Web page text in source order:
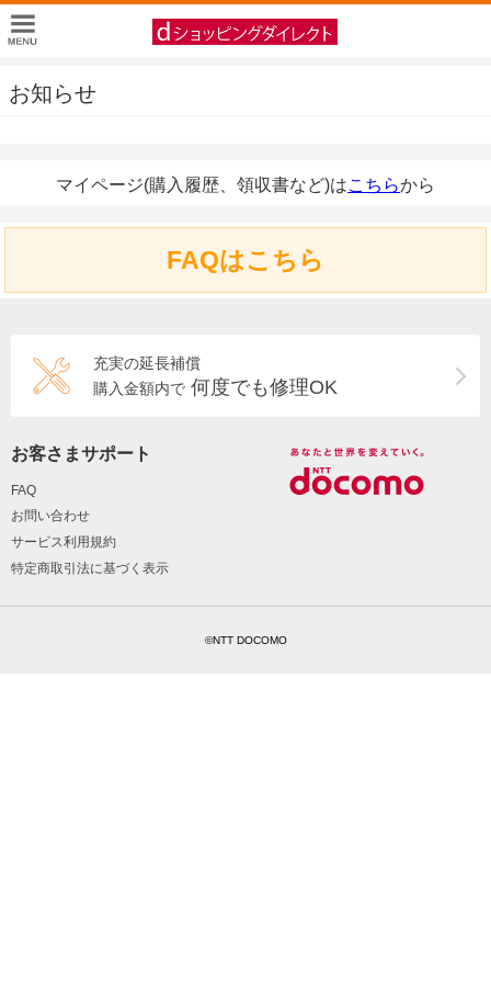
お知らせ
マイページ(購入履歴、領収書など)はこちらから
FAQはこちら
充実の延長補償
購入金額内で 何度でも修理OK
お客さまサポート
FAQ
お問い合わせ
サービス利用規約
特定商取引法に基づく表示
©NTT DOCOMO